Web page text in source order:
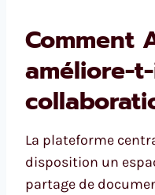
Comment
améliore-
La plateforme
disposition un
partage de